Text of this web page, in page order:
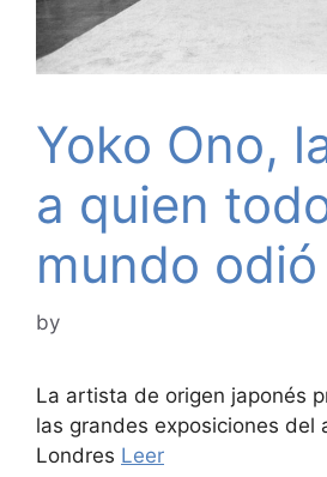
Yoko Ono,
a quien
mundo odió
by
La artista de origen japonés
las grandes exposiciones del
Londres Leer